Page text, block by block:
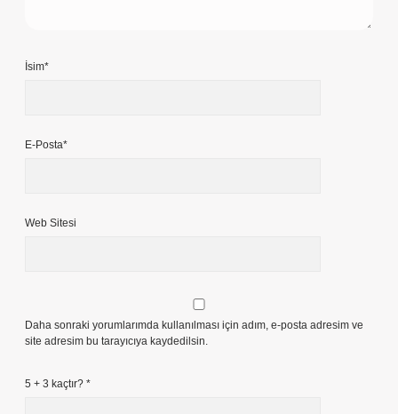
İsim*
E-Posta*
Web Sitesi
Daha sonraki yorumlarımda kullanılması için adım, e-posta adresim ve
site adresim bu tarayıcıya kaydedilsin.
5 + 3 kaçtır? *